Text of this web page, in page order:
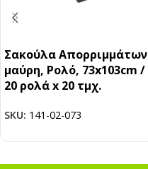
Σακούλα Απορριμμάτων
μαύρη, Ρολό, 73x103cm /
20 ρολά x 20 τμχ.
SKU: 141-02-073